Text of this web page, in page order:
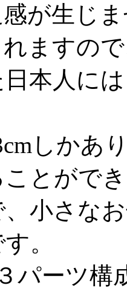
が生じ
ますの
本人に
しかあ
とがで
、小さな
。
パーツ